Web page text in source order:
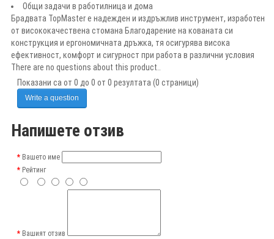
Общи задачи в работилница и дома
Брадвата TopMaster е надежден и издръжлив инструмент, изработен
от висококачествена стомана Благодарение на кованата си
конструкция и ергономичната дръжка, тя осигурява висока
ефективност, комфорт и сигурност при работа в различни условия
There are no questions about this product..
Показани са от 0 до 0 от 0 резултата (0 страници)
Write a question
Напишете отзив
Вашето име
Рейтинг
Вашият отзив